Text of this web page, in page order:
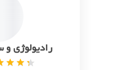
رادیولوژی و